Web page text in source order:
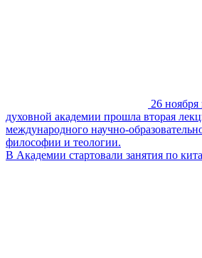
26 ноября
духовной академии прошла вторая
международного научно-
философии и теологии.
В Академии стартовали занятия по